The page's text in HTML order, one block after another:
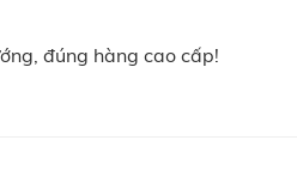
đúng hàng cao cấp!